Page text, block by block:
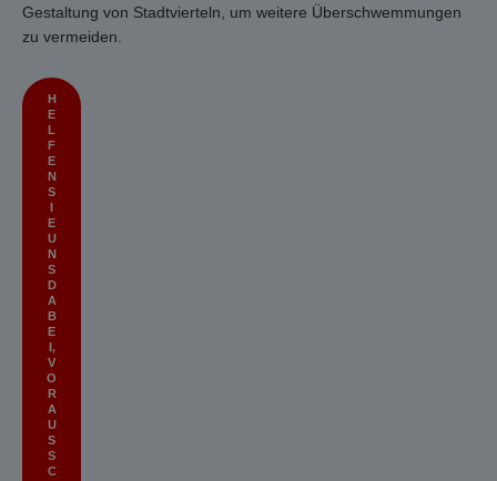
Gestaltung von Stadtvierteln, um weitere Überschwemmungen
zu vermeiden.
H
E
L
F
E
N
S
I
E
U
N
S
D
A
B
E
I,
V
O
R
A
U
S
S
C